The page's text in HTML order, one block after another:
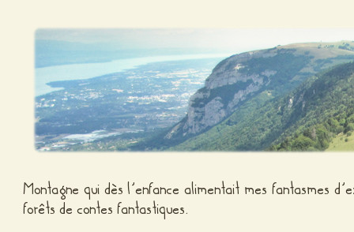
Montagne qui dès l’enfance alimentait mes fantasmes
forêts de contes fantastiques.